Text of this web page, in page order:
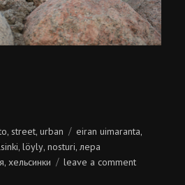
Романовская”
, street,urban Tags
eiran uimaranta,
,löyly,nosturi, лера
,хельсинки leave a commenton